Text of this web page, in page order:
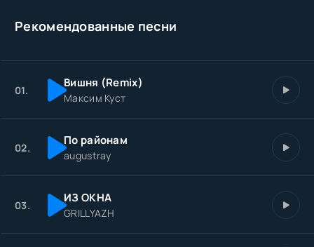
Ой, да вишня у окна.
Рекомендованные песни
01. Вишня (Remix)
Максим Куст
02. По районам
augustray
03. ИЗ ОКНА
GRILLYAZH